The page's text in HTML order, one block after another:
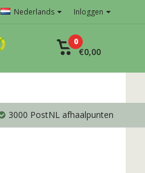
Nederlands Inloggen
0
€0,00
3000 PostNL afhaalpunten